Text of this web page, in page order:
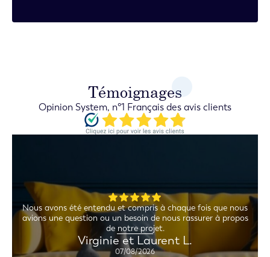
Témoignages
Opinion System, n°1 Français des avis clients
Nous avons été entendu et compris à chaque fois que nous
avions une question ou un besoin de nous rassurer à propos
de notre projet.
Virginie et Laurent L.
07/08/2026